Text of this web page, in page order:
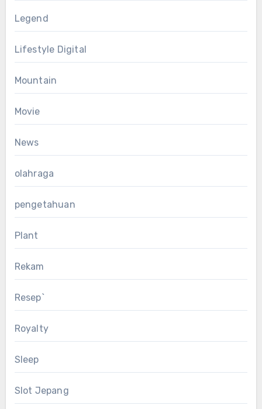
Legend
Lifestyle Digital
Mountain
Movie
News
olahraga
pengetahuan
Plant
Rekam
Resep`
Royalty
Sleep
Slot Jepang